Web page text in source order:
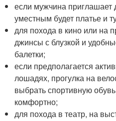
если мужчина приглашает
уместным будет платье и
для похода в кино или на
джинсы с блузкой и
балетки;
если предполагается
лошадях, прогулка на
выбрать спортивную
комфортно;
для похода в театр, на